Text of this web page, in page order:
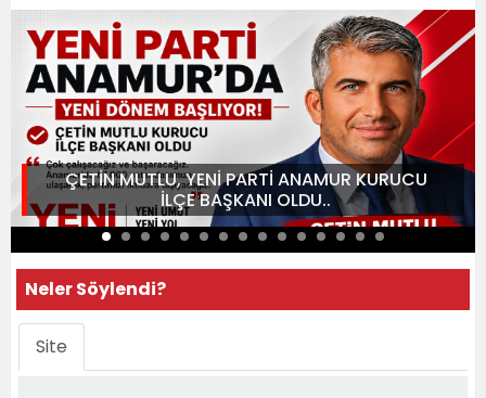
ÇETİN MUTLU, YENİ PARTİ ANAMUR KURUCU
İLÇE BAŞKANI OLDU..
Neler Söylendi?
Site